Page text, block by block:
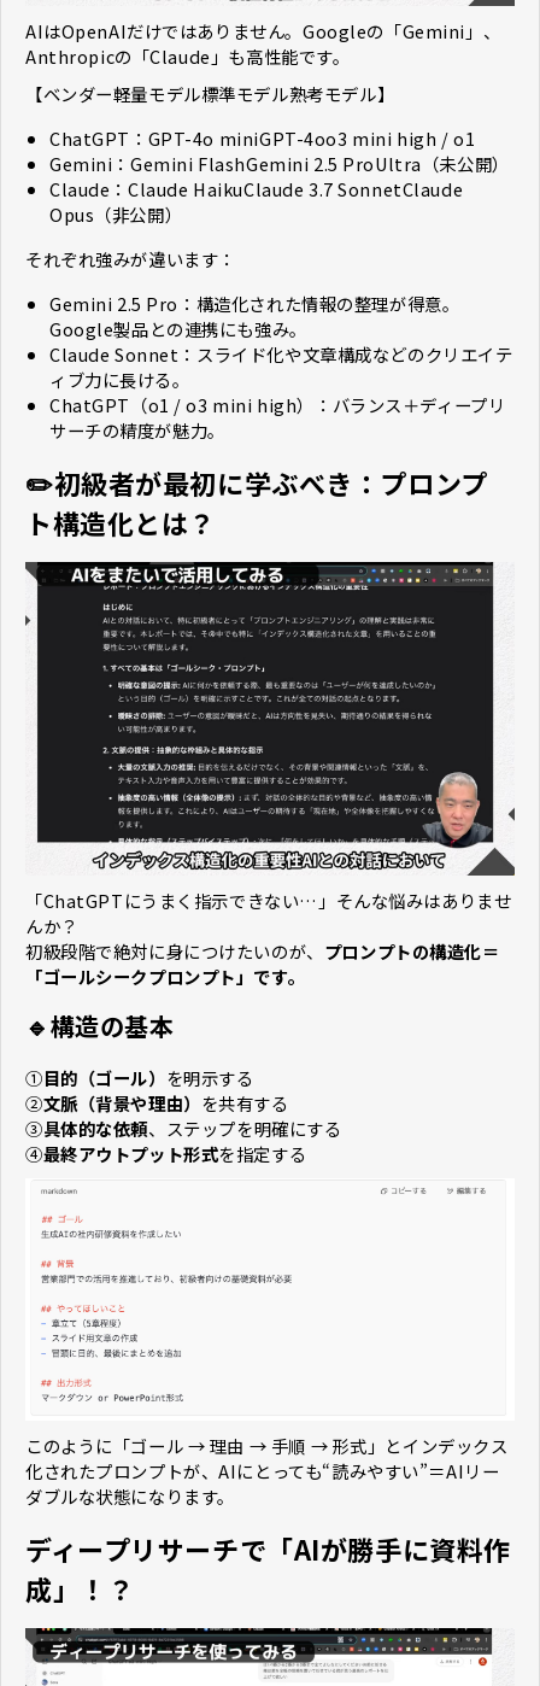
AIはOpenAIだけではありません。Googleの「Gemini」、
Anthropicの「Claude」も高性能です。
【ベンダー軽量モデル標準モデル熟考モデル】
ChatGPT：GPT-4o miniGPT-4oo3 mini high / o1
Gemini：Gemini FlashGemini 2.5 ProUltra（未公開）
Claude：Claude HaikuClaude 3.7 SonnetClaude
Opus（非公開）
それぞれ強みが違います：
Gemini 2.5 Pro：構造化された情報の整理が得意。
Google製品との連携にも強み。
Claude Sonnet：スライド化や文章構成などのクリエイテ
ィブ力に長ける。
ChatGPT（o1 / o3 mini high）：バランス＋ディープリ
サーチの精度が魅力。
✏️初級者が最初に学ぶべき：プロンプ
ト構造化とは？
「ChatGPTにうまく指示できない…」そんな悩みはありませ
んか？
初級段階で絶対に身につけたいのが、 プロンプトの構造化＝
「ゴールシークプロンプト」です。
🔹構造の基本
①目的（ゴール） を明示する
②文脈（背景や理由） を共有する
③具体的な依頼、ステップを明確にする
④最終アウトプット形式を指定する
このように「ゴール → 理由 → 手順 → 形式」とインデックス
化されたプロンプトが、AIにとっても“読みやすい”＝AIリー
ダブルな状態になります。
ディープリサーチで「AIが勝手に資料作
成」！？